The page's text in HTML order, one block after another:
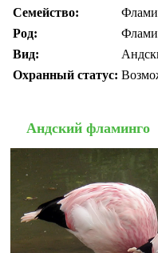
Семейство:
Род:
Вид:
Охранный статус:
Андский фламинго